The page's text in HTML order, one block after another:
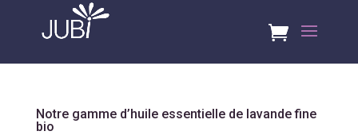
Notre gamme d’huile essentielle de lavande fine
bio